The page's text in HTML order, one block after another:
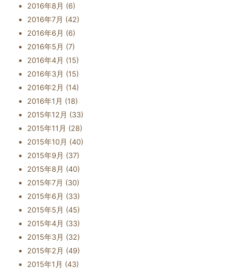
2016年8月 (6)
2016年7月 (42)
2016年6月 (6)
2016年5月 (7)
2016年4月 (15)
2016年3月 (15)
2016年2月 (14)
2016年1月 (18)
2015年12月 (33)
2015年11月 (28)
2015年10月 (40)
2015年9月 (37)
2015年8月 (40)
2015年7月 (30)
2015年6月 (33)
2015年5月 (45)
2015年4月 (33)
2015年3月 (32)
2015年2月 (49)
2015年1月 (43)